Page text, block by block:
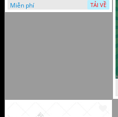
Miễn phí
TẢI VỀ